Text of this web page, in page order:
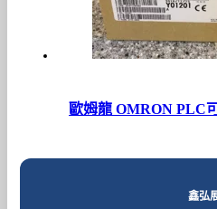
歐姆龍 OMRON PLC
鑫弘